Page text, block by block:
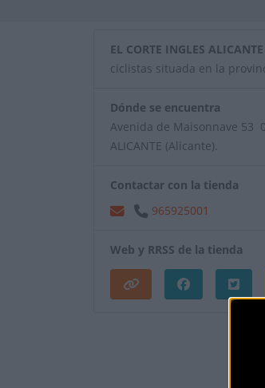
EL CORTE INGLES ALICANTE
ciclistas situada en la
Dónde se encuentra
Avenida de Maisonnave 53
ALICANTE (Alicante).
Contactar con la tienda
965925001
Web y RRSS de la tienda